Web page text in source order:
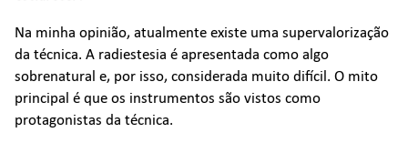
Na minha opinião, atualmente existe uma supervalorização
da técnica. A radiestesia é apresentada como algo
sobrenatural e, por isso, considerada muito difícil. O mito
principal é que os instrumentos são vistos como
protagonistas da técnica.